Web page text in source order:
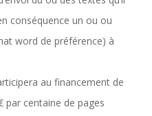
conséquence un ou ou
word de préférence) à
au financement de
par centaine de pages